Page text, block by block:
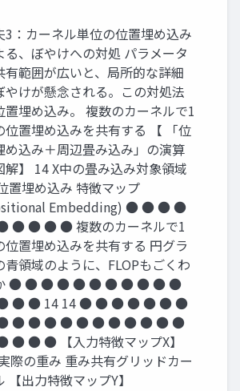
3：カーネル単位の位置埋め込み
る、ぼやけへの対処 パラメータ
有範囲が広いと、局所的な詳細
やけが懸念される。この対処法
置埋め込み。 複数のカーネルで1
位置埋め込みを共有する 【 「位
め込み＋周辺畳み込み」の演算
解】 14 X中の畳み込み対象領域
置埋め込み 特徴マップ
Embedding) ● ● ● ●
● ● ● ● 複数のカーネルで1
位置埋め込みを共有する 円グラ
青領域のように、FLOPもごくわ
● ● ● ● ● ● ● ● ● ● ●
● ● 14 14 ● ● ● ● ● ● ●
● ● ● ● ● ● ● ● ● ● ●
● ● 【入力特徴マップX】
際の重み 重み共有グリッドカー
【出力特徴マップY】